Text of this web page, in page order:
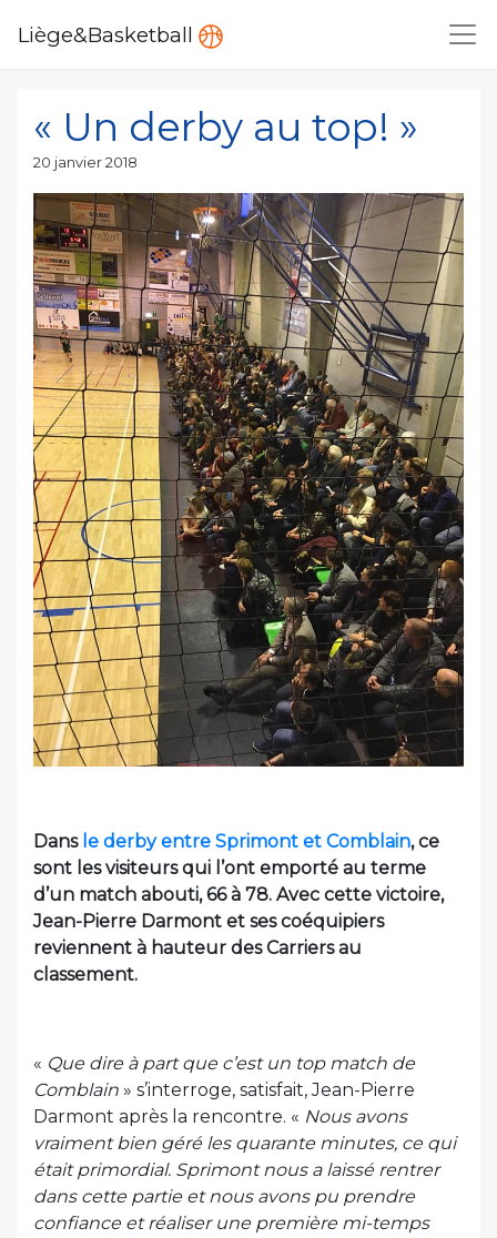
Liège&Basketball
« Un derby au top! »
Publié
20 janvier 2018
Dans le derby entre Sprimont et Comblain, ce
sont les visiteurs qui l’ont emporté au terme
d’un match abouti, 66 à 78. Avec cette victoire,
Jean-Pierre Darmont et ses coéquipiers
reviennent à hauteur des Carriers au
classement.
« Que dire à part que c’est un top match de
Comblain » s’interroge, satisfait, Jean-Pierre
Darmont après la rencontre. « Nous avons
vraiment bien géré les quarante minutes, ce qui
était primordial. Sprimont nous a laissé rentrer
dans cette partie et nous avons pu prendre
confiance et réaliser une première mi-temps